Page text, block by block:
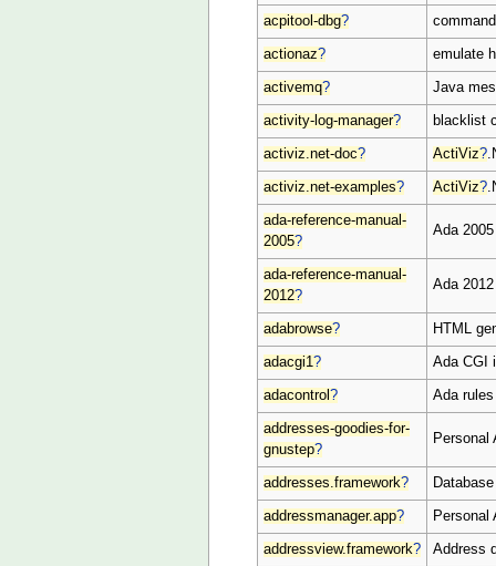
acpitool-dbg?
actionaz? emulate
activemq? Java
activity-log-manager? blacklist
activiz.net-doc? ActiViz?
activiz.net-examples? ActiViz?
ada-reference-manual-
2005?
Ada
ada-reference-manual-
2012?
Ada
adabrowse? HTML
adacgi1? Ada CGI
adacontrol? Ada
addresses-goodies-for-
gnustep?
Personal
addresses.framework?
addressmanager.app? Personal
addressview.framework? Address